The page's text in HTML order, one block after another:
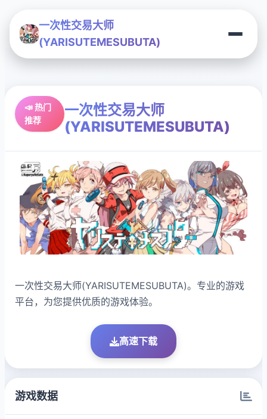
一次性交易大师
(YARISUTEMESUBUTA)
📣 热门
推荐
一次性交易大师
(YARISUTEMESUBUTA)
一次性交易大师(YARISUTEMESUBUTA)。专业的游戏
平台，为您提供优质的游戏体验。
高速下载
游戏数据